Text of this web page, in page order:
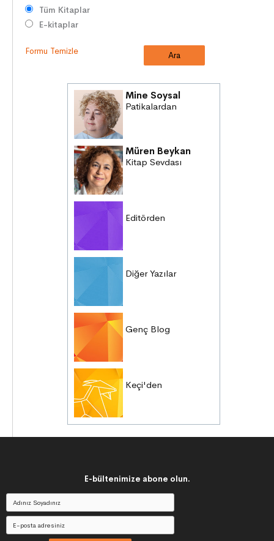
Tüm Kitaplar
E-kitaplar
Formu Temizle
Mine Soysal
Patikalardan
Müren Beykan
Kitap Sevdası
Editörden
Diğer Yazılar
Genç Blog
Keçi'den
E-bültenimize abone olun.